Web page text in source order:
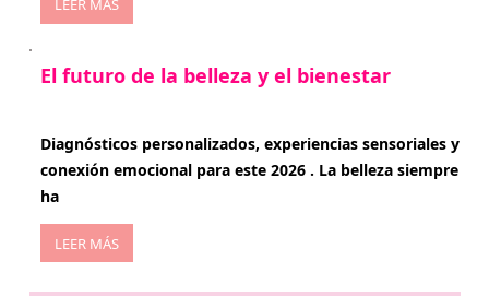
LEER MÁS
El futuro de la belleza y el bienestar
Diagnósticos personalizados, experiencias sensoriales y
conexión emocional para este 2026 . La belleza siempre
ha
LEER MÁS